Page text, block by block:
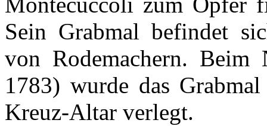
Sein Grabmal befindet
von Rodemachern. Beim
1783) wurde das Grabmal
Kreuz-Altar verlegt.